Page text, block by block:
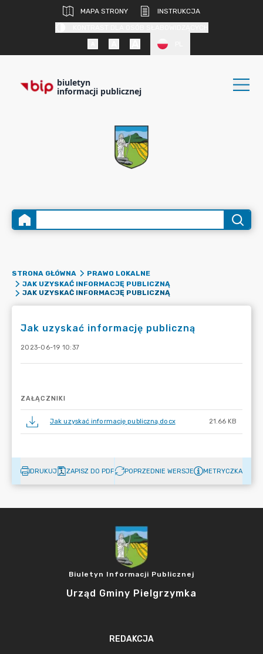
MAPA STRONY
INSTRUKCJA
biuletyn
informacji publicznej
STRONA GŁÓWNA
PRAWO LOKALNE
JAK UZYSKAĆ INFORMACJĘ PUBLICZNĄ
JAK UZYSKAĆ INFORMACJĘ PUBLICZNĄ
Jak uzyskać informację publiczną
2023-06-19 10:37
ZAŁĄCZNIKI
Jak uzyskać informację publiczną.docx 21.66 KB
DRUKUJ ZAPISZ DO PDF POPRZEDNIE WERSJE METRYCZKA
Biuletyn Informacji Publicznej
Urząd Gminy Pielgrzymka
REDAKCJA